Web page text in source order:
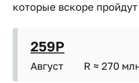
которые вскоре
259P
Август R ≈ 270